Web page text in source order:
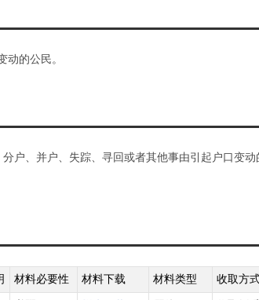
的公民。
户、并户、失踪、寻回或者其他事由引起户口变动
材料必要性 材料下载 材料类型 收取方